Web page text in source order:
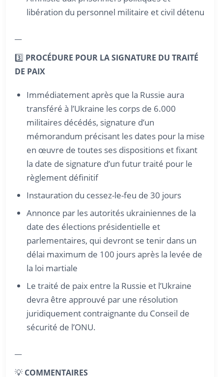
libération du personnel militaire et civil détenu
3️⃣ PROCÉDURE POUR LA SIGNATURE DU TRAITÉ
DE PAIX
Immédiatement après que la Russie aura
transféré à l’Ukraine les corps de 6.000
militaires décédés, signature d’un
mémorandum précisant les dates pour la mise
en œuvre de toutes ses dispositions et fixant
la date de signature d’un futur traité pour le
règlement définitif
Instauration du cessez-le-feu de 30 jours
Annonce par les autorités ukrainiennes de la
date des élections présidentielle et
parlementaires, qui devront se tenir dans un
délai maximum de 100 jours après la levée de
la loi martiale
Le traité de paix entre la Russie et l’Ukraine
devra être approuvé par une résolution
juridiquement contraignante du Conseil de
sécurité de l’ONU.
💡 COMMENTAIRES